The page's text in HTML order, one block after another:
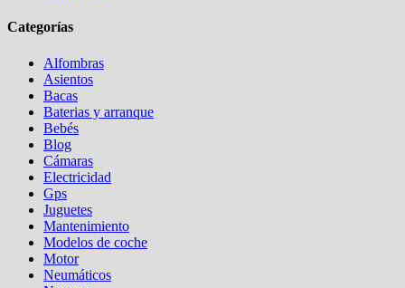
Categorías
Alfombras
Asientos
Bacas
Baterias y arranque
Bebés
Blog
Cámaras
Electricidad
Gps
Juguetes
Mantenimiento
Modelos de coche
Motor
Neumáticos